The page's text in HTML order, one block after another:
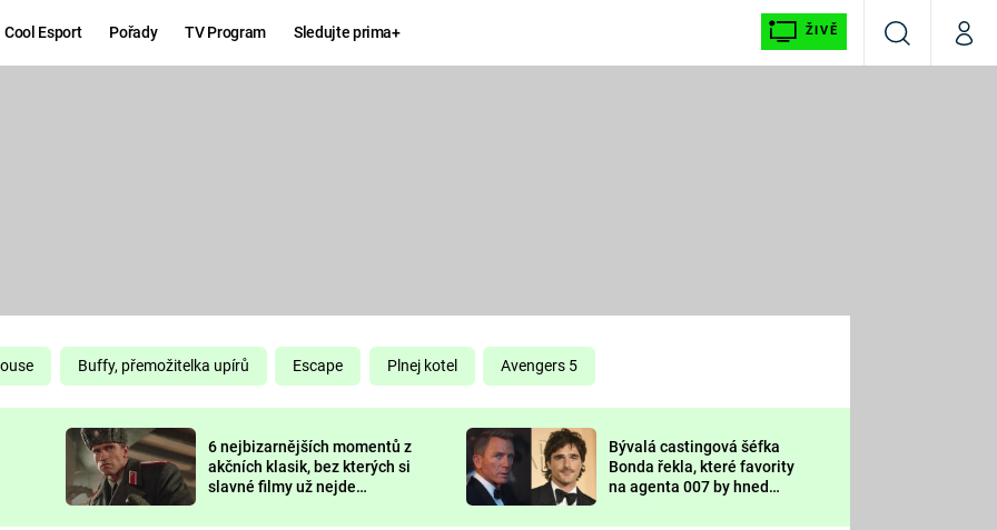
Cool Esport Pořady TV Program Sledujte prima+ ŽIVĚ
VyhledáváníMůj
DELIVERANCE
KOMEDIE
CHUCK
NORRIS
DEADPOOL
Prima LAJK
Sledujte nás
Buffy, přemožitelka upírů Escape Plnej kotel Avengers 5
6 nejbizarnějších momentů z
akčních klasik, bez kterých si
slavné filmy už nejde
Bývalá castingová šéfka
Bonda řekla, které favority
na agenta 007 by hned